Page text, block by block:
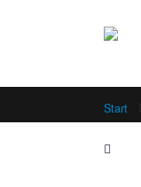
Start